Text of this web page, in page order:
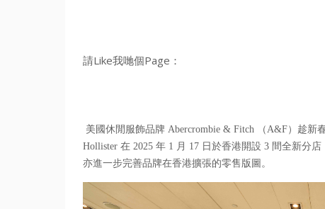
請Like我哋個Page：
美國休閒服飾品牌 Abercrombie & Fitch （A&F）趁新
Hollister 在 2025 年 1 月 17 日於香港開設 3 間全新分店
亦進一步完善品牌在香港擴張的零售版圖。